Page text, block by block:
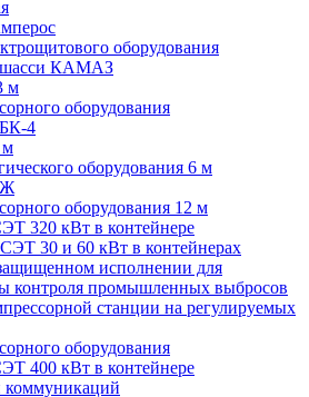
оборудования
КАМАЗ
м
оборудования
4
м
оборудования 6 м
оборудования 12 м
320 кВт в контейнере
30 и 60 кВт в контейнерах
исполнении для
контроля промышленных выбросов
станции на регулируемых
оборудования
400 кВт в контейнере
коммуникаций